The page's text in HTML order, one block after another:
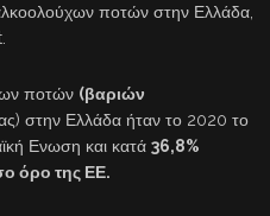
ποτών στην Ελλάδα,
ποτών (βαριών
στην Ελλάδα ήταν το 2020 το
Ενωση και κατά 36,8%
όρο της ΕΕ.